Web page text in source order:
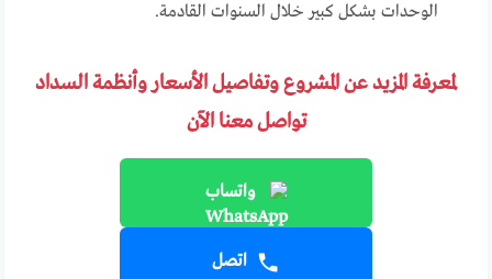
الوحدات بشكل كبير خلال السنوات القادمة.
لمعرفة المزيد عن المشروع وتفاصيل الأسعار وأنظمة السداد
تواصل معنا الآن
واتساب
اتصل